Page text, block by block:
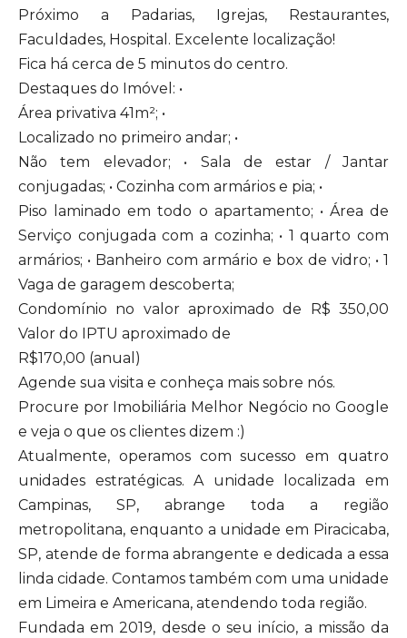
Próximo a Padarias, Igrejas, Restaurantes,
Faculdades, Hospital. Excelente localização!
Fica há cerca de 5 minutos do centro.
Destaques do Imóvel: •
Área privativa 41m²; •
Localizado no primeiro andar; •
Não tem elevador; • Sala de estar / Jantar
conjugadas; • Cozinha com armários e pia; •
Piso laminado em todo o apartamento; • Área de
Serviço conjugada com a cozinha; • 1 quarto com
armários; • Banheiro com armário e box de vidro; • 1
Vaga de garagem descoberta;
Condomínio no valor aproximado de R$ 350,00
Valor do IPTU aproximado de
R$170,00 (anual)
Agende sua visita e conheça mais sobre nós.
Procure por Imobiliária Melhor Negócio no Google
e veja o que os clientes dizem :)
Atualmente, operamos com sucesso em quatro
unidades estratégicas. A unidade localizada em
Campinas, SP, abrange toda a região
metropolitana, enquanto a unidade em Piracicaba,
SP, atende de forma abrangente e dedicada a essa
linda cidade. Contamos também com uma unidade
em Limeira e Americana, atendendo toda região.
Fundada em 2019, desde o seu início, a missão da